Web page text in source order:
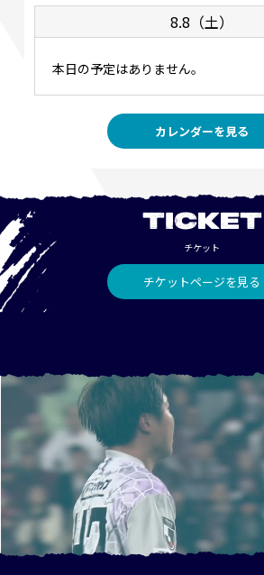
8.8（土）
本日の予定はありません。
カレンダーを見る
TICKET
チケット
チケットページを見る